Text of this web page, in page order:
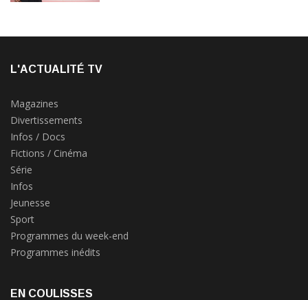
L'ACTUALITÉ TV
Magazines
Divertissements
Infos / Docs
Fictions / Cinéma
Série
Infos
Jeunesse
Sport
Programmes du week-end
Programmes inédits
EN COULISSES